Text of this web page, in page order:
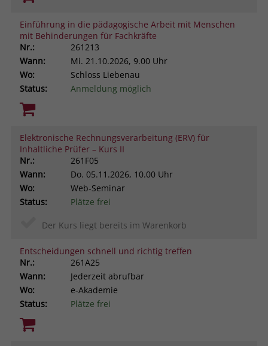
Einführung in die pädagogische Arbeit mit Menschen
mit Behinderungen für Fachkräfte
Nr.:
261213
Wann:
Mi. 21.10.2026, 9.00 Uhr
Wo:
Schloss Liebenau
Status:
Anmeldung möglich
Elektronische Rechnungsverarbeitung (ERV) für
Inhaltliche Prüfer – Kurs II
Nr.:
261F05
Wann:
Do. 05.11.2026, 10.00 Uhr
Wo:
Web-Seminar
Status:
Plätze frei
Der Kurs liegt bereits im Warenkorb
Entscheidungen schnell und richtig treffen
Nr.:
261A25
Wann:
Jederzeit abrufbar
Wo:
e-Akademie
Status:
Plätze frei